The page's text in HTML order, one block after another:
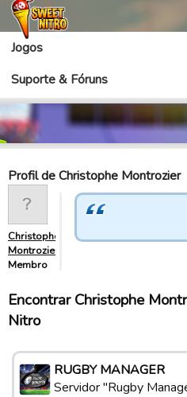
Jogos
Suporte & Fóruns
Profil de Christophe Montrozier
Christophe
Montrozie…
Membro
Encontrar Christophe
Nitro
RUGBY MANAGER
Servidor "Rugby